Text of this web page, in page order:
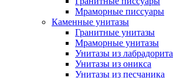
Мраморные писсуары
Каменные унитазы
Гранитные унитазы
Мраморные унитазы
Унитазы из лабрадорита
Унитазы из оникса
Унитазы из песчаника